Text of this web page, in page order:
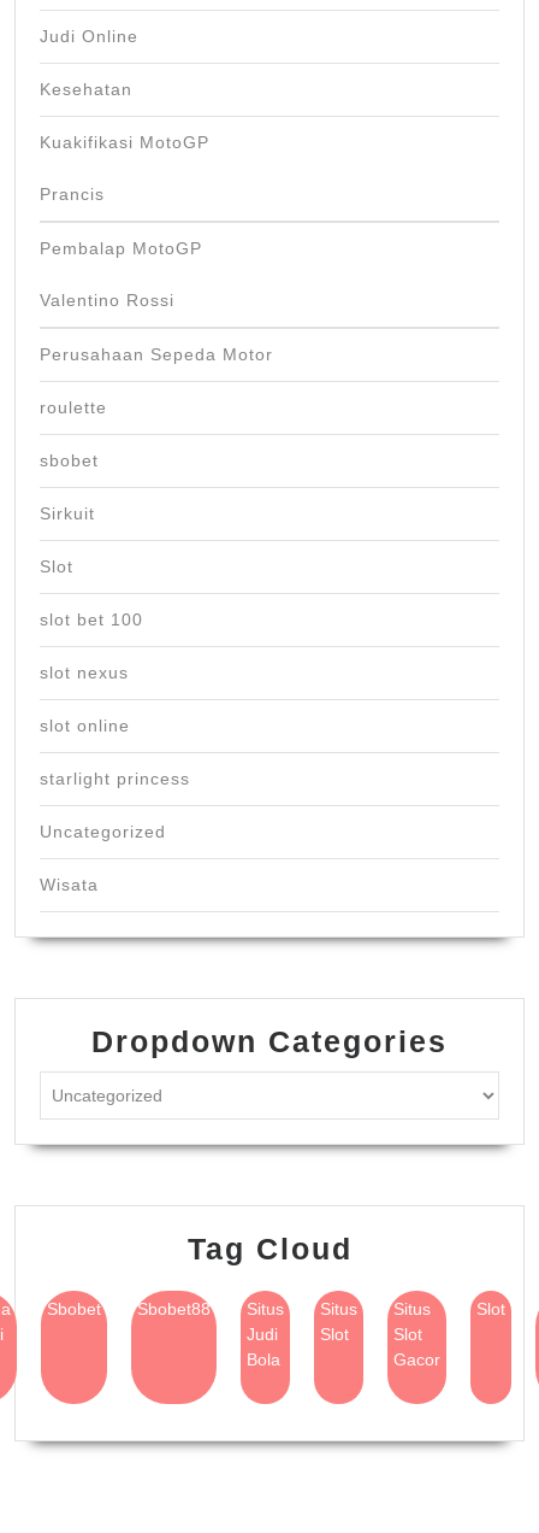
Judi Online
Kesehatan
Kuakifikasi MotoGP
Prancis
Pembalap MotoGP
Valentino Rossi
Perusahaan Sepeda Motor
roulette
sbobet
Sirkuit
Slot
slot bet 100
slot nexus
slot online
starlight princess
Uncategorized
Wisata
Dropdown Categories
Tag Cloud
Sbobet Sbobet88
Situs
Judi
Bola
Situs
Slot
Situs
Slot
Gacor
Slot